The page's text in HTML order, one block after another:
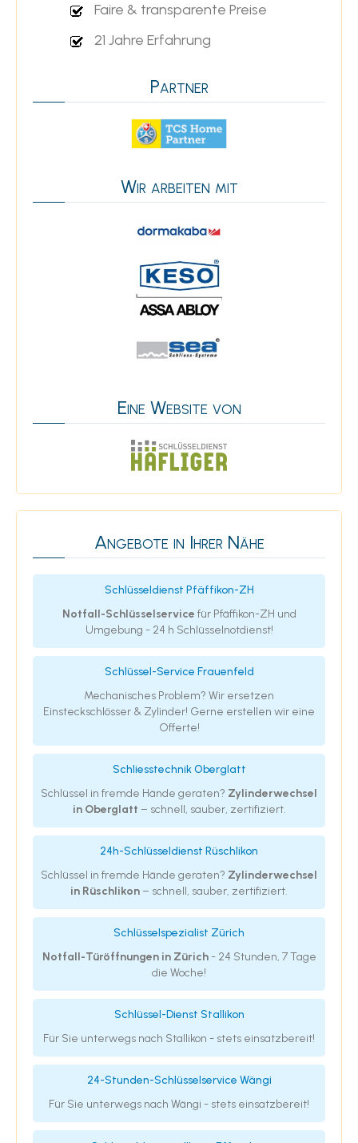
Faire & transparente Preise
21 Jahre Erfahrung
Partner
Wir arbeiten mit
Eine Website von
Angebote in Ihrer Nähe
Schlüsseldienst Pfäffikon-ZH
Notfall-Schlüsselservice für Pfäffikon-ZH und
Umgebung - 24 h Schlüsselnotdienst!
Schlüssel-Service Frauenfeld
Mechanisches Problem? Wir ersetzen
Einsteckschlösser & Zylinder! Gerne erstellen wir eine
Offerte!
Schliesstechnik Oberglatt
Schlüssel in fremde Hände geraten? Zylinderwechsel
in Oberglatt – schnell, sauber, zertifiziert.
24h-Schlüsseldienst Rüschlikon
Schlüssel in fremde Hände geraten? Zylinderwechsel
in Rüschlikon – schnell, sauber, zertifiziert.
Schlüsselspezialist Zürich
Notfall-Türöffnungen in Zürich- 24 Stunden, 7 Tage
die Woche!
Schlüssel-Dienst Stallikon
Für Sie unterwegs nach Stallikon - stets einsatzbereit!
24-Stunden-Schlüsselservice Wängi
Für Sie unterwegs nach Wängi - stets einsatzbereit!